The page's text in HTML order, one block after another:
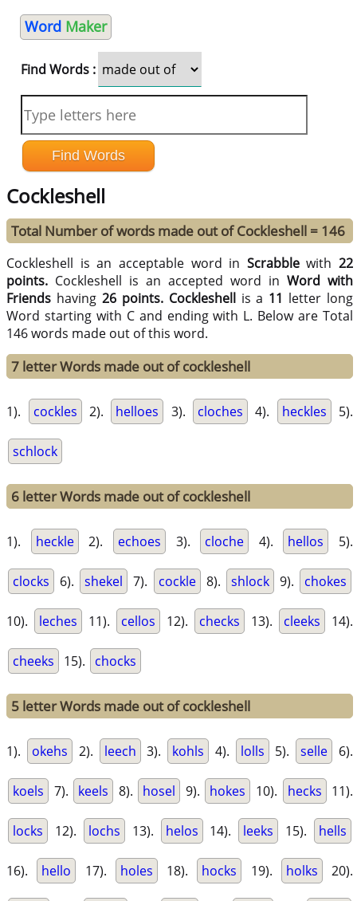
Word Maker
Find Words :
Cockleshell
Total Number of words made out of Cockleshell = 146
Cockleshell is an acceptable word in Scrabblewith 22
points. Cockleshell is an accepted word inWord with
Friends having 26 points. Cockleshellis a 11 letter long
Word starting with C and ending with L. Below are Total
146 words made out of this word.
7 letter Words made out of cockleshell
1). cockles 2). helloes 3). cloches 4). heckles 5).
schlock
6 letter Words made out of cockleshell
1). heckle 2). echoes 3). cloche 4). hellos 5).
clocks 6). shekel 7). cockle 8). shlock 9). chokes
10). leches 11). cellos 12). checks 13). cleeks 14).
cheeks 15). chocks
5 letter Words made out of cockleshell
1). okehs 2). leech 3). kohls 4). lolls 5). selle 6).
koels 7). keels 8). hosel 9). hokes 10). hecks 11).
locks 12). lochs 13). helos 14). leeks 15). hells
16). hello 17). holes 18). hocks 19). holks 20).